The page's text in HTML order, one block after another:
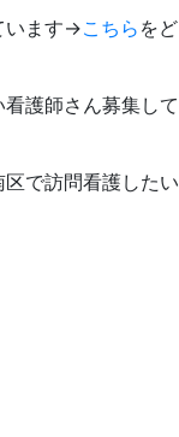
います→こちら をど
護師さん募集して
で訪問看護したい